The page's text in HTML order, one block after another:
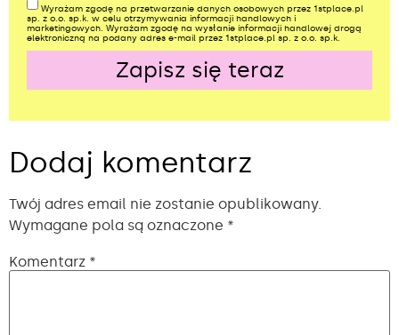
Wyrażam zgodę na przetwarzanie danych osobowych przez 1stplace.pl
sp. z o.o. sp.k. w celu otrzymywania informacji handlowych i
marketingowych. Wyrażam zgodę na wysłanie informacji handlowej drogą
elektroniczną na podany adres e-mail przez 1stplace.pl sp. z o.o. sp.k.
Zapisz się teraz
Dodaj komentarz
Twój adres email nie zostanie opublikowany.
Wymagane pola są oznaczone *
Komentarz *